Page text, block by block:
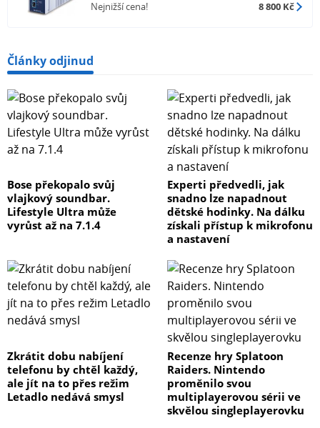
Nejnižší cena! 8 800 Kč
Články odjinud
Bose překopalo svůj
vlajkový soundbar.
Lifestyle Ultra může
vyrůst až na 7.1.4
Experti předvedli, jak
snadno lze napadnout
dětské hodinky. Na dálku
získali přístup k mikrofonu
a nastavení
Zkrátit dobu nabíjení
telefonu by chtěl každý,
ale jít na to přes režim
Letadlo nedává smysl
Recenze hry Splatoon
Raiders. Nintendo
proměnilo svou
multiplayerovou sérii ve
skvělou singleplayerovku